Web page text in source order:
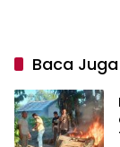
Baca Juga